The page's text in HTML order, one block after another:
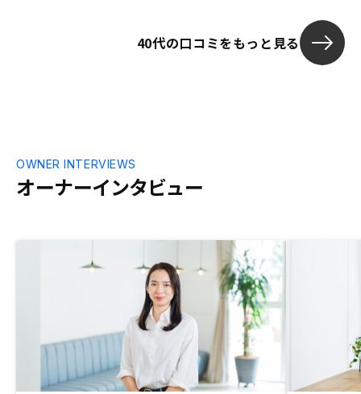
う誇りを感じられた点がとても好感を持て
40代の口コミをもっと見る
オーナーインタビュー
OWNER INTERVIEWS